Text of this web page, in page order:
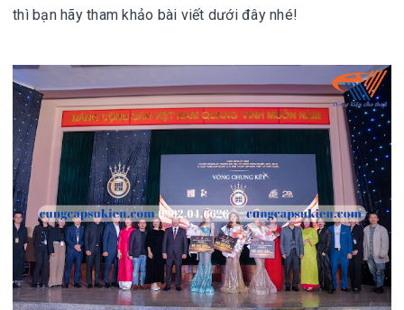
thì bạn hãy tham khảo bài viết dưới đây nhé!